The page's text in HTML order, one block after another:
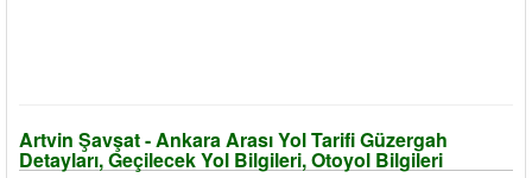
Artvin Şavşat - Ankara Arası Yol Tarifi Güzergah
Detayları, Geçilecek Yol Bilgileri, Otoyol Bilgileri